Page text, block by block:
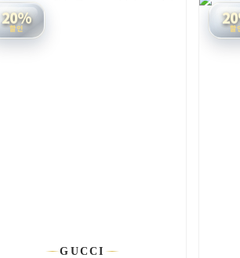
20%
할인
GUCCI
할